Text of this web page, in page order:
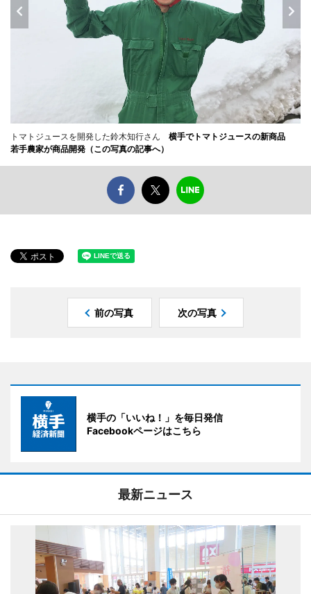
トマトジュースを開発した鈴木知行さん 横手でトマトジュースの新商品
若手農家が商品開発（この写真の記事へ）
前の写真 次の写真
横手の「いいね！」を毎日発信
Facebookページはこちら
最新ニュース